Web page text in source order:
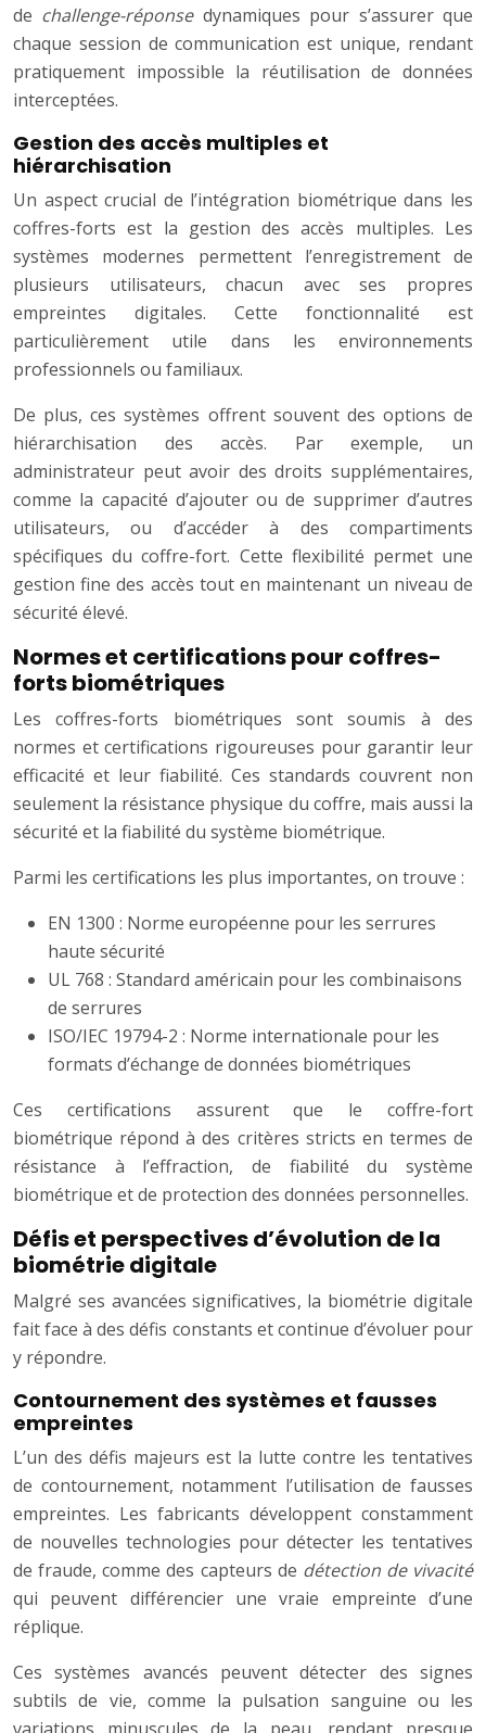
de challenge-réponse dynamiques pour s’assurer que
chaque session de communication est unique, rendant
pratiquement impossible la réutilisation de données
interceptées.
Gestion des accès multiples et
hiérarchisation
Un aspect crucial de l’intégration biométrique dans les
coffres-forts est la gestion des accès multiples. Les
systèmes modernes permettent l’enregistrement de
plusieurs utilisateurs, chacun avec ses propres
empreintes digitales. Cette fonctionnalité est
particulièrement utile dans les environnements
professionnels ou familiaux.
De plus, ces systèmes offrent souvent des options de
hiérarchisation des accès. Par exemple, un
administrateur peut avoir des droits supplémentaires,
comme la capacité d’ajouter ou de supprimer d’autres
utilisateurs, ou d’accéder à des compartiments
spécifiques du coffre-fort. Cette flexibilité permet une
gestion fine des accès tout en maintenant un niveau de
sécurité élevé.
Normes et certifications pour coffres-
forts biométriques
Les coffres-forts biométriques sont soumis à des
normes et certifications rigoureuses pour garantir leur
efficacité et leur fiabilité. Ces standards couvrent non
seulement la résistance physique du coffre, mais aussi la
sécurité et la fiabilité du système biométrique.
Parmi les certifications les plus importantes, on trouve :
EN 1300 : Norme européenne pour les serrures
haute sécurité
UL 768 : Standard américain pour les combinaisons
de serrures
ISO/IEC 19794-2 : Norme internationale pour les
formats d’échange de données biométriques
Ces certifications assurent que le coffre-fort
biométrique répond à des critères stricts en termes de
résistance à l’effraction, de fiabilité du système
biométrique et de protection des données personnelles.
Défis et perspectives d’évolution de la
biométrie digitale
Malgré ses avancées significatives, la biométrie digitale
fait face à des défis constants et continue d’évoluer pour
y répondre.
Contournement des systèmes et fausses
empreintes
L’un des défis majeurs est la lutte contre les tentatives
de contournement, notamment l’utilisation de fausses
empreintes. Les fabricants développent constamment
de nouvelles technologies pour détecter les tentatives
de fraude, comme des capteurs de détection de vivacité
qui peuvent différencier une vraie empreinte d’une
réplique.
Ces systèmes avancés peuvent détecter des signes
subtils de vie, comme la pulsation sanguine ou les